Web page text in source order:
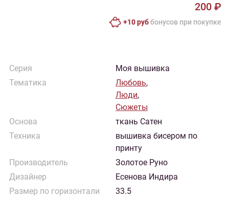
200 ₽
+10 руббонусов при покупке
Серия
Моя вышивка
Тематика
Любовь,
Люди,
Сюжеты
Основа
ткань Сатен
Техника
вышивка бисером по
принту
Производитель
Золотое Руно
Дизайнер
Есенова Индира
Размер по горизонтали
33.5